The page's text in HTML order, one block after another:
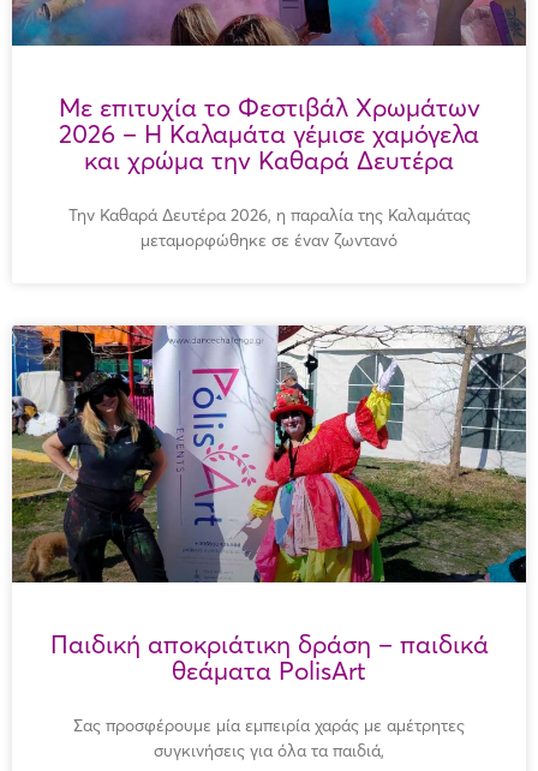
Με επιτυχία το Φεστιβάλ Χρωμάτων
2026 – Η Καλαμάτα γέμισε χαμόγελα
και χρώμα την Καθαρά Δευτέρα
Την Καθαρά Δευτέρα 2026, η παραλία της Καλαμάτας
μεταμορφώθηκε σε έναν ζωντανό
Παιδική αποκριάτικη δράση – παιδικά
θεάματα PolisArt
Σας προσφέρουμε μία εμπειρία χαράς με αμέτρητες
συγκινήσεις για όλα τα παιδιά,